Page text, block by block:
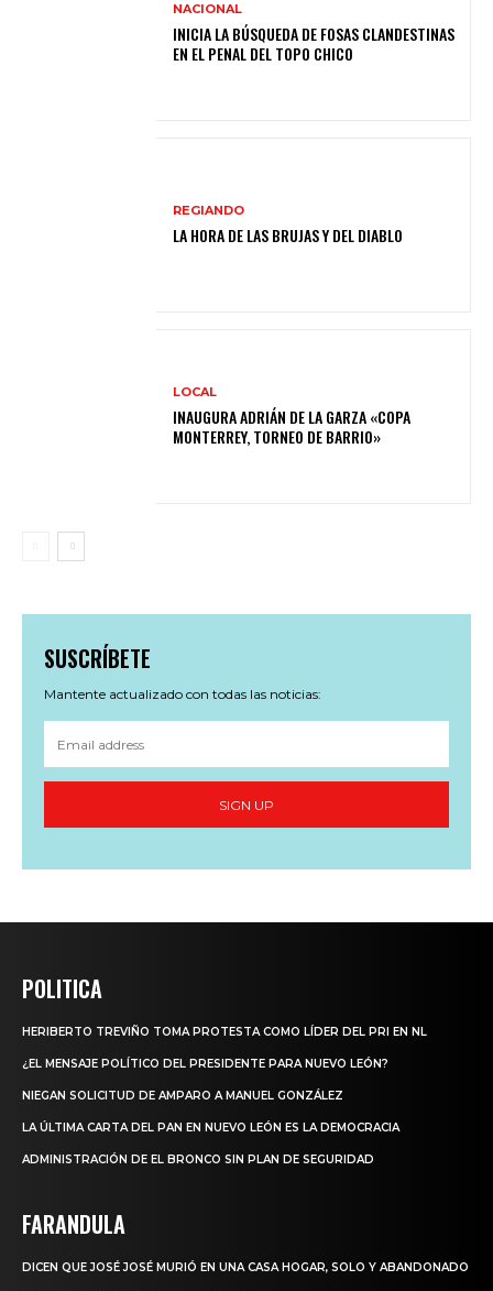
NACIONAL
INICIA LA BÚSQUEDA DE FOSAS CLANDESTINAS
EN EL PENAL DEL TOPO CHICO
REGIANDO
LA HORA DE LAS BRUJAS Y DEL DIABLO
LOCAL
INAUGURA ADRIÁN DE LA GARZA «COPA
MONTERREY, TORNEO DE BARRIO»
SUSCRÍBETE
Mantente actualizado con todas las noticias:
SIGN UP
POLITICA
HERIBERTO TREVIÑO TOMA PROTESTA COMO LÍDER DEL PRI EN NL
¿EL MENSAJE POLÍTICO DEL PRESIDENTE PARA NUEVO LEÓN?
NIEGAN SOLICITUD DE AMPARO A MANUEL GONZÁLEZ
LA ÚLTIMA CARTA DEL PAN EN NUEVO LEÓN ES LA DEMOCRACIA
ADMINISTRACIÓN DE EL BRONCO SIN PLAN DE SEGURIDAD
FARANDULA
DICEN QUE JOSÉ JOSÉ MURIÓ EN UNA CASA HOGAR, SOLO Y ABANDONADO